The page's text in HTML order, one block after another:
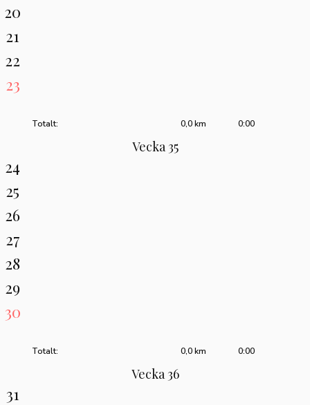
20
21
22
23
Totalt: 0:00
0,0 km
Vecka 35
24
25
26
27
28
29
30
Totalt: 0:00
0,0 km
Vecka 36
31